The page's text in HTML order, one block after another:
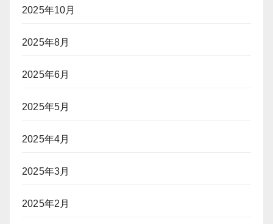
2025年10月
2025年8月
2025年6月
2025年5月
2025年4月
2025年3月
2025年2月